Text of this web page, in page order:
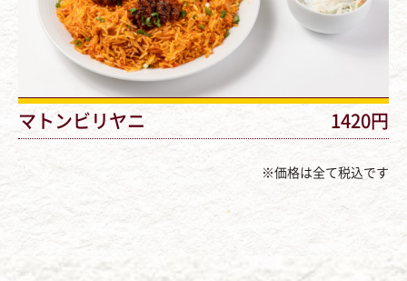
マトンビリヤニ 1420円
※価格は全て税込です